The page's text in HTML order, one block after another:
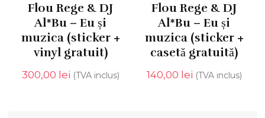
Flou Rege & DJ
Al*Bu – Eu și
muzica (sticker +
vinyl gratuit)
300,00 lei (TVA inclus)
Flou Rege & DJ
Al*Bu – Eu și
muzica (sticker +
casetă gratuită)
140,00 lei (TVA inclus)